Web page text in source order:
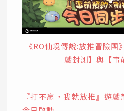
《RO仙境傳說:放推冒險團
戲封測】與【事
『打不贏，我就放推』遊